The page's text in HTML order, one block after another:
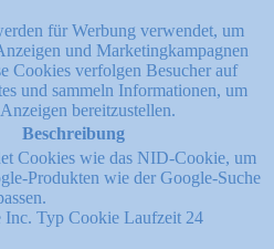
für Werbung verwendet, um
und Marketingkampagnen
Cookies verfolgen Besucher auf
und sammeln Informationen, um
bereitzustellen.
Beschreibung
Cookies wie das NID-Cookie, um
Produkten wie der Google-Suche
Inc. Typ Cookie Laufzeit 24